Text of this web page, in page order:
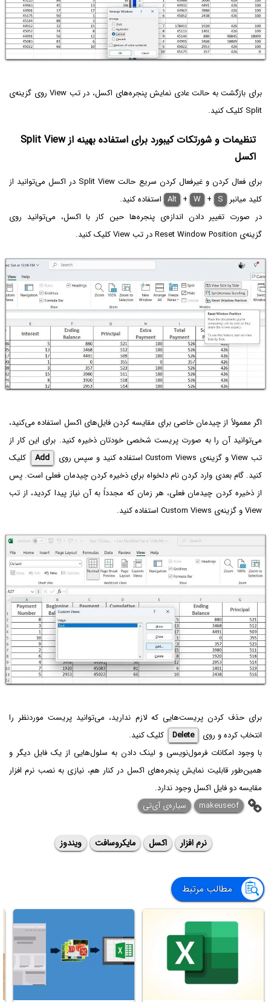
برای بازگشت به حالت عادی نمایش پنجره‌های اکسل، در تب View روی گزینه‌ی
Split کلیک کنید.
تنظیمات و شورتکات کیبورد برای استفاده بهینه از Split View
اکسل
برای فعال کردن و غیرفعال کردن سریع حالت Split View در اکسل می‌توانید از
کلید میانبر
Alt + W + S
استفاده کنید.
در صورت تغییر دادن اندازه‌ی پنجره‌ها حین کار با اکسل، می‌توانید روی
گزینه‌ی Reset Window Position در تب View کلیک کنید.
اگر معمولاً از چیدمان خاصی برای مقایسه کردن فایل‌های اکسل استفاده می‌کنید،
می‌توانید آن را به صورت پریست شخصی خودتان ذخیره کنید. برای این کار از
تب View و گزینه‌ی Custom Views استفاده کنید و سپس روی
Add
کلیک
کنید. گام بعدی وارد کردن نام دلخواه برای ذخیره کردن چیدمان فعلی است. پس
از ذخیره کردن چیدمان فعلی، هر زمان که مجدداً به آن نیاز پیدا کردید، از تب
View و گزینه‌ی Custom Views استفاده کنید.
برای حذف کردن پریست‌هایی که لازم ندارید، می‌توانید پریست موردنظر را
انتخاب کرده و روی
Delete
کلیک کنید.
با وجود امکانات فرمول‌نویسی و لینک دادن به سلول‌هایی از یک فایل دیگر و
همین‌طور قابلیت نمایش پنجره‌های اکسل در کنار هم، نیازی به نصب نرم افزار
مقایسه دو فایل اکسل وجود ندارد.
makeuseof
سیاره‌ی آی‌تی
نرم افزار اکسل مایکروسافت ویندوز
مطالب مرتبط